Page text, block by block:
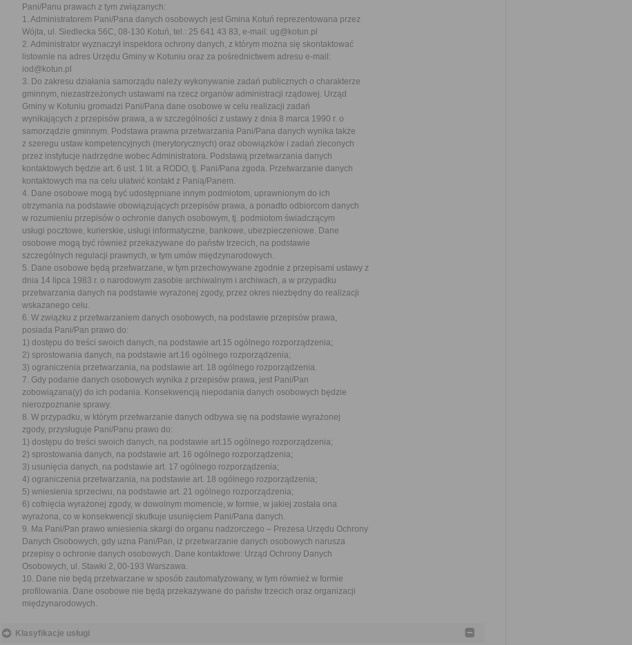
Pani/Panu prawach z tym związanych:
1. Administratorem Pani/Pana danych osobowych jest Gmina Kotuń reprezentowana przez
Wójta, ul. Siedlecka 56C, 08-130 Kotuń, tel.: 25 641 43 83, e-mail: ug@kotun.pl
2. Administrator wyznaczył inspektora ochrony danych, z którym można się skontaktować
listownie na adres Urzędu Gminy w Kotuniu oraz za pośrednictwem adresu e-mail:
iod@kotun.pl
3. Do zakresu działania samorządu należy wykonywanie zadań publicznych o charakterze
gminnym, niezastrzeżonych ustawami na rzecz organów administracji rządowej. Urząd
Gminy w Kotuniu gromadzi Pani/Pana dane osobowe w celu realizacji zadań
wynikających z przepisów prawa, a w szczególności z ustawy z dnia 8 marca 1990 r. o
samorządzie gminnym. Podstawa prawna przetwarzania Pani/Pana danych wynika także
z szeregu ustaw kompetencyjnych (merytorycznych) oraz obowiązków i zadań zleconych
przez instytucje nadrzędne wobec Administratora. Podstawą przetwarzania danych
kontaktowych będzie art. 6 ust. 1 lit. a RODO, tj. Pani/Pana zgoda. Przetwarzanie danych
kontaktowych ma na celu ułatwić kontakt z Panią/Panem.
4. Dane osobowe mogą być udostępniane innym podmiotom, uprawnionym do ich
otrzymania na podstawie obowiązujących przepisów prawa, a ponadto odbiorcom danych
w rozumieniu przepisów o ochronie danych osobowym, tj. podmiotom świadczącym
usługi pocztowe, kurierskie, usługi informatyczne, bankowe, ubezpieczeniowe. Dane
osobowe mogą być również przekazywane do państw trzecich, na podstawie
szczególnych regulacji prawnych, w tym umów międzynarodowych.
5. Dane osobowe będą przetwarzane, w tym przechowywane zgodnie z przepisami ustawy z
dnia 14 lipca 1983 r. o narodowym zasobie archiwalnym i archiwach, a w przypadku
przetwarzania danych na podstawie wyrażonej zgody, przez okres niezbędny do realizacji
wskazanego celu.
6. W związku z przetwarzaniem danych osobowych, na podstawie przepisów prawa,
posiada Pani/Pan prawo do:
1) dostępu do treści swoich danych, na podstawie art.15 ogólnego rozporządzenia;
2) sprostowania danych, na podstawie art.16 ogólnego rozporządzenia;
3) ograniczenia przetwarzania, na podstawie art. 18 ogólnego rozporządzenia.
7. Gdy podanie danych osobowych wynika z przepisów prawa, jest Pani/Pan
zobowiązana(y) do ich podania. Konsekwencją niepodania danych osobowych będzie
nierozpoznanie sprawy.
8. W przypadku, w którym przetwarzanie danych odbywa się na podstawie wyrażonej
zgody, przysługuje Pani/Panu prawo do:
1) dostępu do treści swoich danych, na podstawie art.15 ogólnego rozporządzenia;
2) sprostowania danych, na podstawie art. 16 ogólnego rozporządzenia;
3) usunięcia danych, na podstawie art. 17 ogólnego rozporządzenia;
4) ograniczenia przetwarzania, na podstawie art. 18 ogólnego rozporządzenia;
5) wniesienia sprzeciwu, na podstawie art. 21 ogólnego rozporządzenia;
6) cofnięcia wyrażonej zgody, w dowolnym momencie, w formie, w jakiej została ona
wyrażona, co w konsekwencji skutkuje usunięciem Pani/Pana danych.
9. Ma Pani/Pan prawo wniesienia skargi do organu nadzorczego – Prezesa Urzędu Ochrony
Danych Osobowych, gdy uzna Pani/Pan, iż przetwarzanie danych osobowych narusza
przepisy o ochronie danych osobowych. Dane kontaktowe: Urząd Ochrony Danych
Osobowych, ul. Stawki 2, 00-193 Warszawa.
10. Dane nie będą przetwarzane w sposób zautomatyzowany, w tym również w formie
profilowania. Dane osobowe nie będą przekazywane do państw trzecich oraz organizacji
międzynarodowych.
Klasyfikacje usługi